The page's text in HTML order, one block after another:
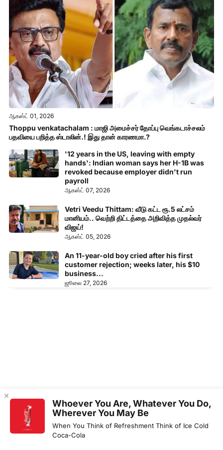
Thoppu venkatachalam : மாஜி அமைச்சர் தோப்பு வெங்கடாச்சலம்
பதவியை பறித்த ஸ்டாலின்.! இது தான் காரணமா.?
ஆகஸ்ட் 01, 2026
'12 years in the US, leaving with empty
hands': Indian woman says her H-1B was
revoked because employer didn't run
payroll
ஆகஸ்ட் 07, 2026
Vetri Veedu Thittam: வீடு கட்ட ரூ.5 லட்சம்
மானியம்.. வெற்றி திட்டத்தை அறிவித்த முதல்வர்
விஜய்!
ஆகஸ்ட் 05, 2026
An 11-year-old boy cried after his first
customer rejection; weeks later, his $10
business...
ஜூலை 27, 2026
Whoever You Are, Whatever You Do,
Wherever You May Be
When You Think of Refreshment Think of Ice Cold
Coca-Cola